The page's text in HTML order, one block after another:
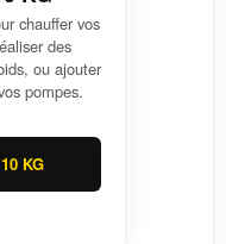
chauffer vos
des
ou ajouter
pompes.
KG